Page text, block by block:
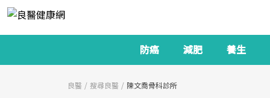
防癌 減肥 養生
良醫 搜尋良醫 陳文喬骨科診所